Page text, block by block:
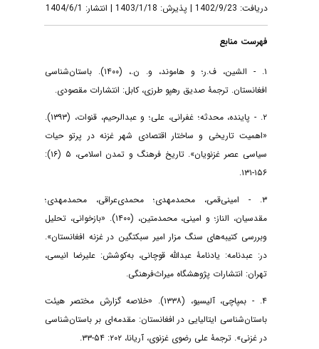
دریافت: 1402/9/23 | پذیرش: 1403/1/18 | انتشار: 1404/6/1
فهرست منابع
۱. - الشین، ف.ر؛ و هاموند، و. ن.، (۱۴۰۰). باستان‌شناسی
افغانستان. ترجمۀ صدیق رهپو طرزی، کابل: انتشارات مقصودی.
۲. - پاینده، محدثه؛ غفرانی، علی؛ و عبدالرحیم، قنوات، (۱۳۹۳).
«اهمیت تاریخی و ساختار اقتصادی شهر غزنه در پرتو حیات
سیاسی عصر غزنویان». تاریخ فرهنگ و تمدن اسلامی، ۵ (۱۶):
۱۵۶-۱۳۱.
۳. - امینی‌قمی، محمدمهدی؛ محمدی‌عراقی، محمدمهدی؛
مقدسیان، الناز؛ و امینی، محمدمتین، (۱۴۰۰). «بازخوانی، تحلیل
وبررسی کتیبه‌های سنگ مزار امیر سبکتگین در غزنه افغانستان».
در: عبدنامه: یادنامۀ عبدالله قوچانی، به‌کوشش: علیرضا انیسی،
تهران: انتشارات پژوهشگاه میراث‌فرهنگی.
۴. - بمپاچی، آلیسیو، (۱۳۳۸). «خلاصه گزارش مختصر هیئت
باستان‌شناسی ایتالیایی در افغانستان: مقدمه‌ای بر باستان‌شناسی
در غزنی». ترجمۀ علی رضوی غزنوی، آریانا، ۲۰۲: ۵۴-۳۳.